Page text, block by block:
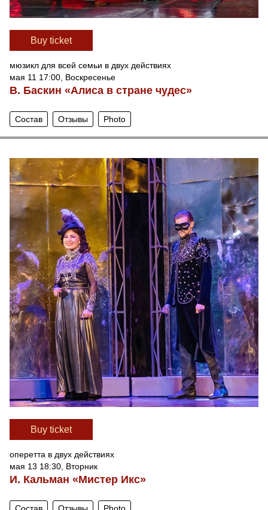
Вuy ticket
мюзикл для всей семьи в двух действиях
мая 11 17:00, Воскресенье
В. Баскин «Алиса в стране чудес»
Состав Отзывы Photo
Вuy ticket
оперетта в двух действиях
мая 13 18:30, Вторник
И. Кальман «Мистер Икс»